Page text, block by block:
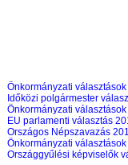
Önkormányzati
Időközi polgármester
Önkormányzati
EU parlamenti választás
Országos Népszavazás
Önkormányzati
Országgyűlési képviselők